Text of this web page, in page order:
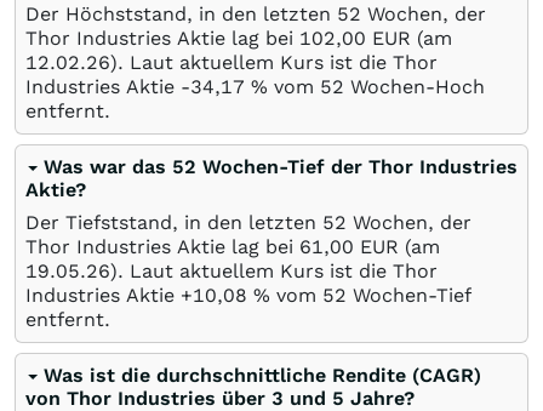
Der Höchststand, in den letzten 52 Wochen, der
Thor Industries Aktie lag bei 102,00 EUR (am
12.02.26). Laut aktuellem Kurs ist die Thor
Industries Aktie -34,17 % vom 52 Wochen-Hoch
entfernt.
Was war das 52 Wochen-Tief der Thor Industries
Aktie?
Der Tiefststand, in den letzten 52 Wochen, der
Thor Industries Aktie lag bei 61,00 EUR (am
19.05.26). Laut aktuellem Kurs ist die Thor
Industries Aktie +10,08 % vom 52 Wochen-Tief
entfernt.
Was ist die durchschnittliche Rendite (CAGR)
von Thor Industries über 3 und 5 Jahre?